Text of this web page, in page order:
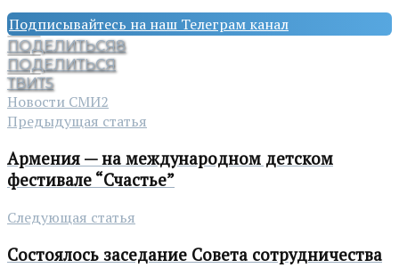
Подписывайтесь на наш Телеграм канал
ПОДЕЛИТЬСЯ8
ПОДЕЛИТЬСЯ
ТВИТ5
Новости СМИ2
Предыдущая статья
Армения — на международном детском
фестивале “Счастье”
Следующая статья
Состоялось заседание Совета сотрудничества